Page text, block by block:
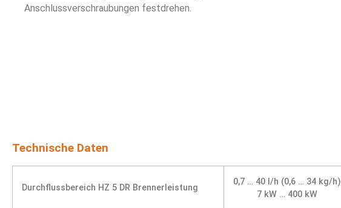
Anschlussverschraubungen festdrehen.
Technische Daten
Durchflussbereich HZ 5 DR Brennerleistung
0,7 … 40 l/h (0,6 … 34 kg/h)
7 kW … 400 kW